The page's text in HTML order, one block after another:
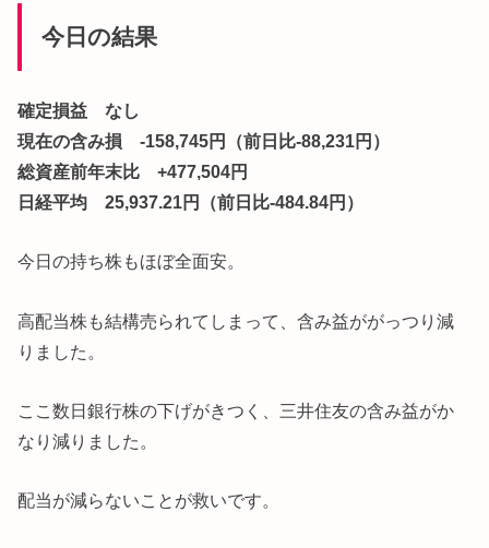
今日の結果
確定損益 なし
現在の含み損 -158,745円（前日比-88,231円）
総資産前年末比 +477,504円
日経平均 25,937.21円（前日比-484.84円）
今日の持ち株もほぼ全面安。
高配当株も結構売られてしまって、含み益ががっつり減
りました。
ここ数日銀行株の下げがきつく、三井住友の含み益がか
なり減りました。
配当が減らないことが救いです。